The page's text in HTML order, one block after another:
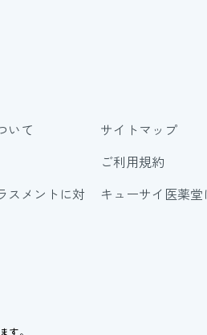
ご利用規約
いて サイトマップ
スメントに対 キューサイ医薬堂
す。